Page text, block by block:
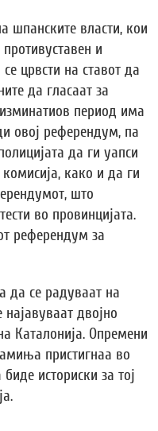
шпанските власти, кои
и
црвсти на ставот да
да гласаат за
период има
овој референдум, па
да ги уапси
како и да ги
што
во провинцијата.
референдум за
да се радуваат на
двојно
Каталонија. Опремени
пристигнаа во
историски за тој